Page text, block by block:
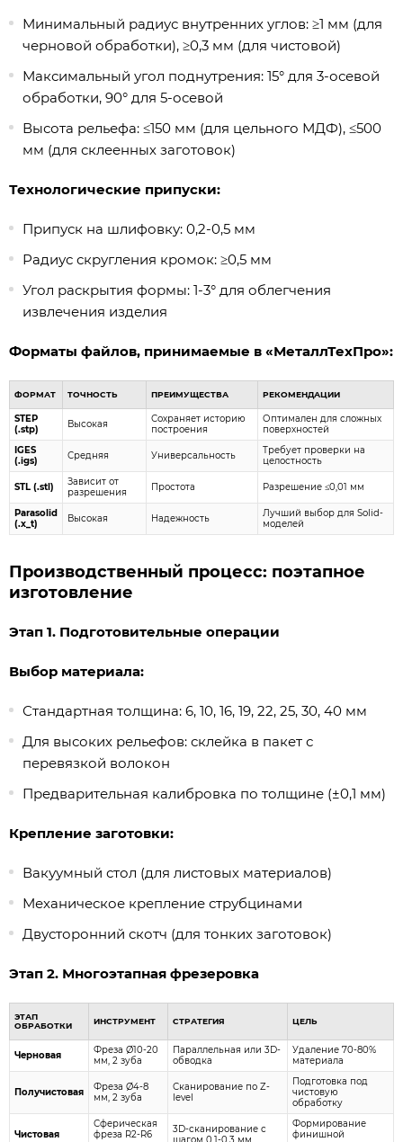
Минимальный радиус внутренних углов: ≥1 мм (для
черновой обработки), ≥0,3 мм (для чистовой)
Максимальный угол поднутрения: 15° для 3-осевой
обработки, 90° для 5-осевой
Высота рельефа: ≤150 мм (для цельного МДФ), ≤500
мм (для склеенных заготовок)
Технологические припуски:
Припуск на шлифовку: 0,2-0,5 мм
Радиус скругления кромок: ≥0,5 мм
Угол раскрытия формы: 1-3° для облегчения
извлечения изделия
Форматы файлов, принимаемые в «МеталлТехПро»:
ФОРМАТ ТОЧНОСТЬ ПРЕИМУЩЕСТВА РЕКОМЕНДАЦИИ
STEP
(.stp)
Высокая
Сохраняет историю
построения
Оптимален для сложных
поверхностей
IGES
(.igs)
Средняя Универсальность
Требует проверки на
целостность
STL (.stl)
Зависит от
разрешения
Простота Разрешение ≤0,01 мм
Parasolid
(.x_t)
Высокая Надежность
Лучший выбор для Solid-
моделей
Производственный процесс: поэтапное
изготовление
Этап 1. Подготовительные операции
Выбор материала:
Стандартная толщина: 6, 10, 16, 19, 22, 25, 30, 40 мм
Для высоких рельефов: склейка в пакет с
перевязкой волокон
Предварительная калибровка по толщине (±0,1 мм)
Крепление заготовки:
Вакуумный стол (для листовых материалов)
Механическое крепление струбцинами
Двусторонний скотч (для тонких заготовок)
Этап 2. Многоэтапная фрезеровка
ЭТАП
ОБРАБОТКИ
ИНСТРУМЕНТ СТРАТЕГИЯ ЦЕЛЬ
Черновая
Фреза Ø10-20
мм, 2 зуба
Параллельная или 3D-
обводка
Удаление 70-80%
материала
Получистовая
Фреза Ø4-8
мм, 2 зуба
Сканирование по Z-
level
Подготовка под
чистовую
обработку
Чистовая
Сферическая
фреза R2-R6
3D-сканирование с
Формирование
финишной